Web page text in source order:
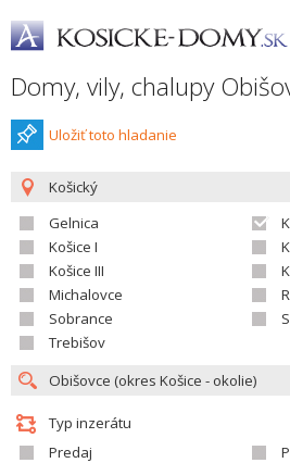
Domy, vily, chalupy
Uložiť toto hladanie
Košický
Gelnica
Košice I
Košice III
Michalovce
Sobrance
Trebišov
Typ inzerátu
Predaj